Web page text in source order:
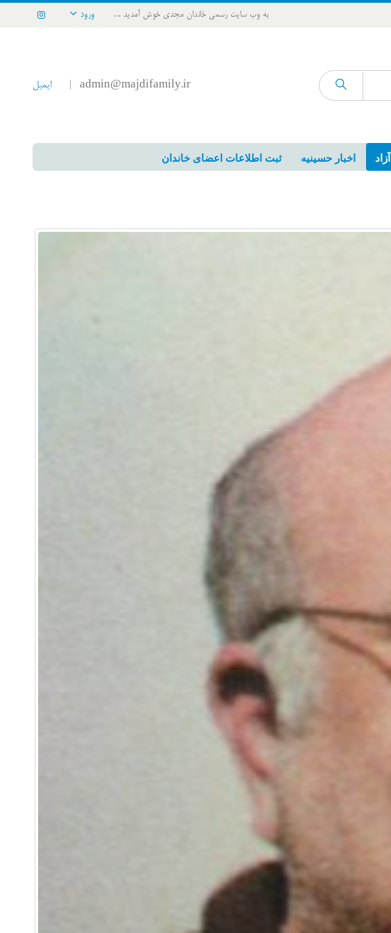
به وب سایت رسمی خاندان مجدی خوش آمدید ... ورود
admin@majdifamily.ir ایمیل
آزاد اخبار حسینیه ثبت اطلاعات اعضای خاندان